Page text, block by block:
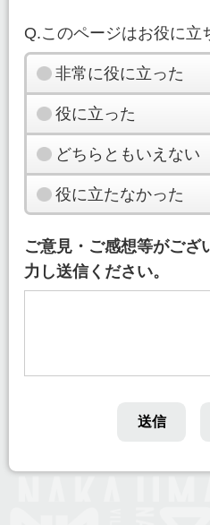
Q.このページはお役に立
非常に役に立った
役に立った
どちらともいえない
役に立たなかった
ご意見・ご感想等がござ
力し送信ください。